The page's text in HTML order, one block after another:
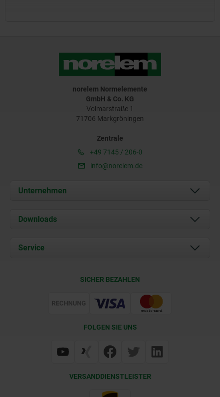
norelem Normelemente
GmbH & Co. KG
Volmarstraße 1
71706 Markgröningen
Zentrale
+49 7145 / 206-0
info@norelem.de
Unternehmen
Über uns
Karriere
Downloads
Dokumente
Service
Web Support
SICHER BEZAHLEN
FOLGEN SIE UNS
VERSANDDIENSTLEISTER